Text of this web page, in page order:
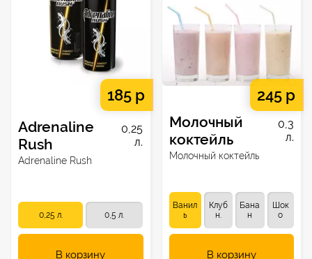
185 р
Adrenaline
Rush
0,25
л.
Adrenaline Rush
0,25 л. 0,5 л.
В корзину
245 р
Молочный
коктейль
0,3
л.
Молочный коктейль
Ванил
ь
Клуб
н.
Бана
н
Шок
о
В корзину